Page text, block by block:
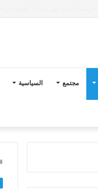
مجتمع السياسية